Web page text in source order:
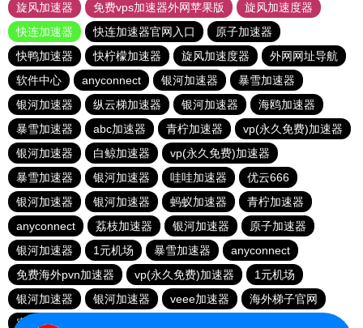
旋风加速器
免费vps加速器外网苹果版
旋风加速度器
快连加速器
快连加速器官网入口
原子加速器
快鸭加速器
快柠檬加速器 旋风加速度器
外网网址导航
软件中心
anyconnect 银河加速器
暴雪加速器
银河加速器
纵云梯加速器 银河加速器
海鸥加速器
暴雪加速器
abc加速器 青柠加速器
vp(永久免费)加速器
银河加速器
白鲸加速器
vp(永久免费)加速器
暴雪加速器
银河加速器 哇哇加速器
优云666
银河加速器
银河加速器 蚂蚁加速器
青柠加速器
anyconnect
荔枝加速器 银河加速器
原子加速器
银河加速器
1元机场 暴雪加速器
anyconnect
免费海外pvn加速器
vp(永久免费)加速器
1元机场
银河加速器
银河加速器 veee加速器
海外梯子官网
蜜蜂加速器